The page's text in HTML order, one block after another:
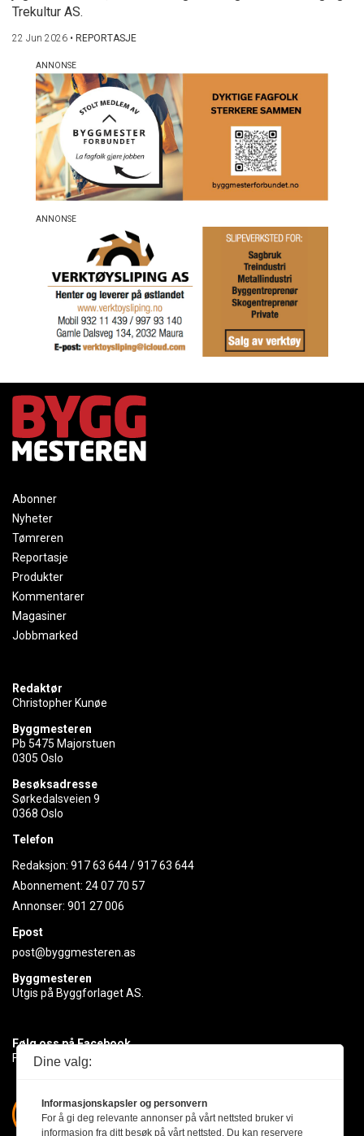
Trekultur AS.
22 Jun 2026 • REPORTASJE
Abonner
Nyheter
Tømreren
Reportasje
Produkter
Kommentarer
Magasiner
Jobbmarked
Redaktør
Christopher Kunøe
Byggmesteren
Pb 5475 Majorstuen
0305 Oslo
Besøksadresse
Sørkedalsveien 9
0368 Oslo
Telefon
Redaksjon: 917 63 644/917 63 644
Abonnement: 24 07 70 57
Annonser: 901 27 006
Epost
post@byggmesteren.as
Byggmesteren
Utgis på Byggforlaget AS.
Følg oss på Facebook
Få med deg det siste innen byggebransjen
Dine valg:
Informasjonskapsler og personvern
For å gi deg relevante annonser på vårt nettsted bruker vi
informasjon fra ditt besøk på vårt nettsted. Du kan reservere